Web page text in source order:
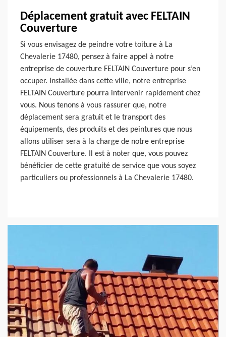
Déplacement gratuit avec FELTAIN
Couverture
Si vous envisagez de peindre votre toiture à La
Chevalerie 17480, pensez à faire appel à notre
entreprise de couverture FELTAIN Couverture pour s’en
occuper. Installée dans cette ville, notre entreprise
FELTAIN Couverture pourra intervenir rapidement chez
vous. Nous tenons à vous rassurer que, notre
déplacement sera gratuit et le transport des
équipements, des produits et des peintures que nous
allons utiliser sera à la charge de notre entreprise
FELTAIN Couverture. Il est à noter que, vous pouvez
bénéficier de cette gratuité de service que vous soyez
particuliers ou professionnels à La Chevalerie 17480.